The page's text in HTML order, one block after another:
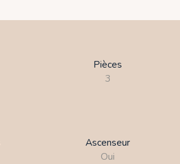
Pièces
3
Ascenseur
Oui